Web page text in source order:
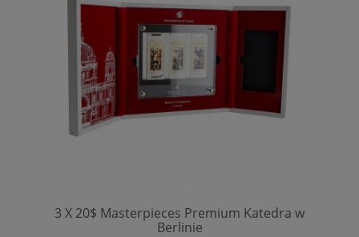
3 X 20$ Masterpieces Premium Katedra w
Berlinie